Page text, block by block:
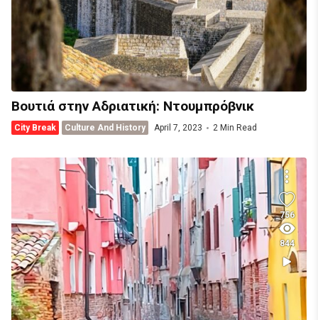
Βουτιά στην Αδριατική: Ντουμπρόβνικ
City Break Culture And History April 7, 2023 2 Min Read
756
844